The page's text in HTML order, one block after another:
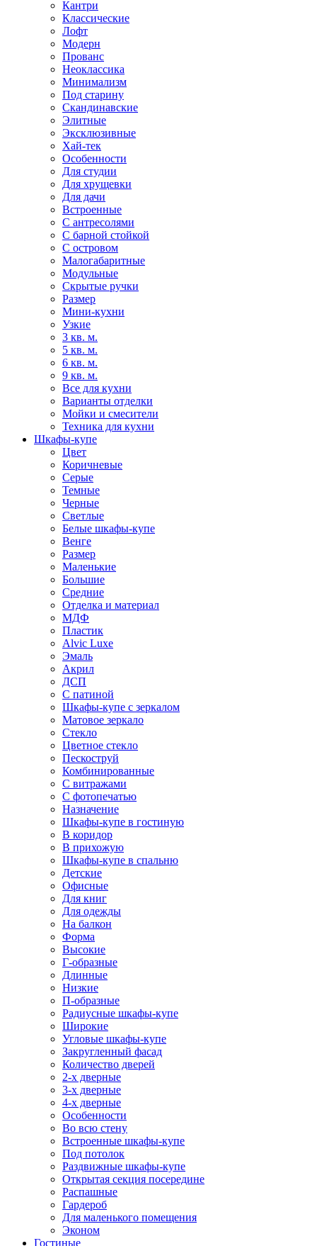
Кантри
Классические
Лофт
Модерн
Прованс
Неоклассика
Минимализм
Под старину
Скандинавские
Элитные
Эксклюзивные
Хай-тек
Особенности
Для студии
Для хрущевки
Для дачи
Встроенные
С антресолями
С барной стойкой
С островом
Малогабаритные
Модульные
Скрытые ручки
Размер
Мини-кухни
Узкие
3 кв. м.
5 кв. м.
6 кв. м.
9 кв. м.
Все для кухни
Варианты отделки
Мойки и смесители
Техника для кухни
Шкафы-купе
Цвет
Коричневые
Серые
Темные
Черные
Светлые
Белые шкафы-купе
Венге
Размер
Маленькие
Большие
Средние
Отделка и материал
МДФ
Пластик
Alvic Luxe
Эмаль
Акрил
ДСП
С патиной
Шкафы-купе с зеркалом
Матовое зеркало
Стекло
Цветное стекло
Пескоструй
Комбинированные
С витражами
С фотопечатью
Назначение
Шкафы-купе в гостиную
В коридор
В прихожую
Шкафы-купе в спальню
Детские
Офисные
Для книг
Для одежды
На балкон
Форма
Высокие
Г-образные
Длинные
Низкие
П-образные
Радиусные шкафы-купе
Широкие
Угловые шкафы-купе
Закругленный фасад
Количество дверей
2-х дверные
3-х дверные
4-х дверные
Особенности
Во всю стену
Встроенные шкафы-купе
Под потолок
Раздвижные шкафы-купе
Открытая секция посередине
Распашные
Гардероб
Для маленького помещения
Эконом
Гостиные